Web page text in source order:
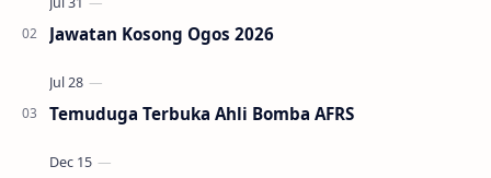
Jawatan Kosong Ogos 2026
Temuduga Terbuka Ahli Bomba AFRS